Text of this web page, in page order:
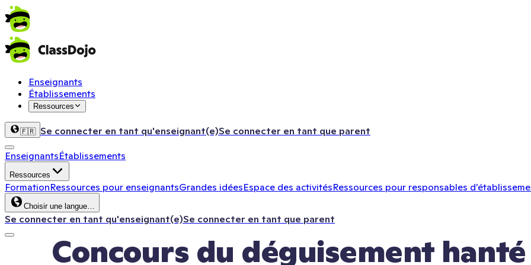
Enseignants
Établissements
Ressources
🇫🇷 Se connecter en tant qu'enseignant(e)Se connecter en tant que parent
EnseignantsÉtablissements
Ressources
FormationRessources pour enseignantsGrandes idéesEspace des activitésRessources pour responsables
Choisir une langue…
Se connecter en tant qu'enseignant(e)Se connecter en tant que parent
Concours du déguisement hanté